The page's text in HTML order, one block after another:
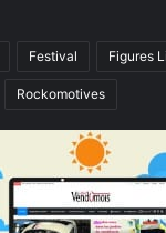
Festival Figures
Rockomotives